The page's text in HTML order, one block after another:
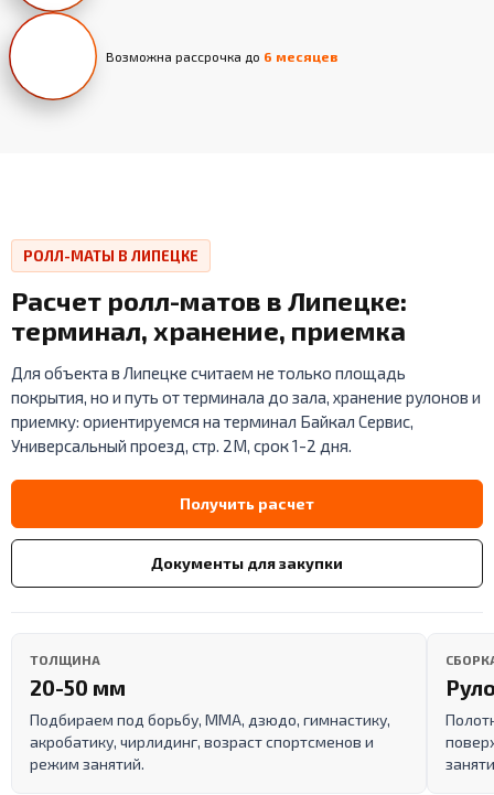
Возможна рассрочка до 6 месяцев
РОЛЛ-МАТЫ В ЛИПЕЦКЕ
Расчет ролл-матов в Липецке:
терминал, хранение, приемка
Для объекта в Липецке считаем не только площадь
покрытия, но и путь от терминала до зала, хранение рулонов и
приемку: ориентируемся на терминал Байкал Сервис,
Универсальный проезд, стр. 2М, срок 1-2 дня.
Получить расчет
Документы для закупки
ТОЛЩИНА
20-50 мм
Подбираем под борьбу, ММА, дзюдо, гимнастику,
акробатику, чирлидинг, возраст спортсменов и
режим занятий.